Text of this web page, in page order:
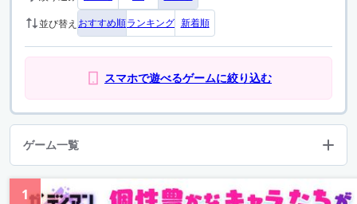
並び替え おすすめ順ランキング 新着順
スマホで遊べるゲームに絞り込む
ゲーム一覧
1